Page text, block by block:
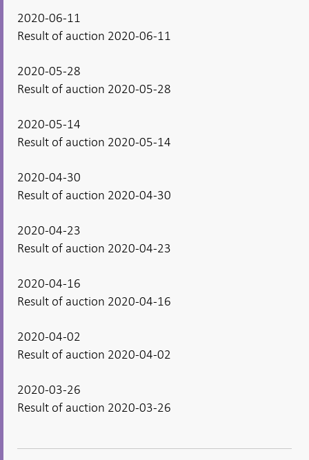
2020-06-11
Result of auction 2020-06-11
2020-05-28
Result of auction 2020-05-28
2020-05-14
Result of auction 2020-05-14
2020-04-30
Result of auction 2020-04-30
2020-04-23
Result of auction 2020-04-23
2020-04-16
Result of auction 2020-04-16
2020-04-02
Result of auction 2020-04-02
2020-03-26
Result of auction 2020-03-26